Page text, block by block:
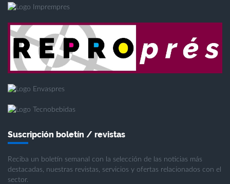
Suscripción boletín / revistas
Reciba un boletín semanal con la selección de las noticias más
destacadas, nuestras revistas, servicios y ofertas relacionados con el
sector.